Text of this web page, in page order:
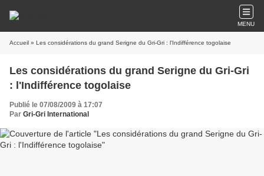
MENU
Accueil » Les considérations du grand Serigne du Gri-Gri : l'Indifférence togolaise
Les considérations du grand Serigne du Gri-Gri
: l'Indifférence togolaise
Publié le 07/08/2009 à 17:07
Par Gri-Gri International